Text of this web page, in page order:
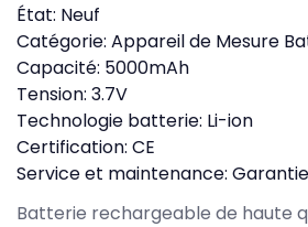
État: Neuf
Catégorie: Appareil de Mesure
Capacité: 5000mAh
Tension: 3.7V
Technologie batterie: Li-ion
Certification: CE
Service et maintenance:
Batterie rechargeable de haute